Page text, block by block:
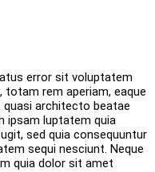
error sit voluptatem
rem aperiam, eaque
architecto beatae
ipsam luptatem quia
sed quia consequuntur
sequi nesciunt. Neque
quia dolor sit amet